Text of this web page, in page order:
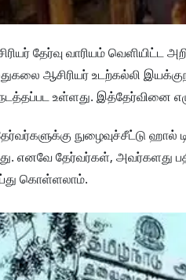
தேர்வு வாரியம்
ஆசிரியர் உடற்கல்லி
உள்ளது. இத்தேர்வினை
நுழைவுச்சீட்டு ஹால்
எனவே தேர்வர்கள், அவர்களது
கொள்ளலாம்.